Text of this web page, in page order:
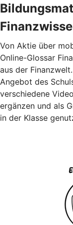
Von Aktie über
Online-Glossar
aus der
Angebot des
verschiedene
ergänzen und als
in der Klasse